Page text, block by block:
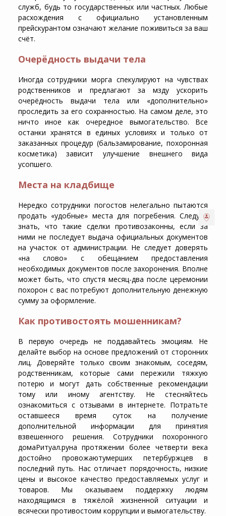
служб, будь то государственных или частных. Любые
расхождения с официально установленным
прейскурантом означают желание поживиться за ваш
счёт.
Очерёдность выдачи тела
Иногда сотрудники морга спекулируют на чувствах
родственников и предлагают за мзду ускорить
очерёдность выдачи тела или «дополнительно»
проследить за его сохранностью. На самом деле, это
ничто иное как очередное вымогательство. Все
останки хранятся в единых условиях и только от
заказанных процедур (бальзамирование, похоронная
косметика) зависит улучшение внешнего вида
усопшего.
Места на кладбище
Нередко сотрудники погостов нелегально пытаются
продать «удобные» места для погребения. Следует
знать, что такие сделки противозаконны, если за
ними не последует выдача официальных документов
на участок от администрации. Не следует доверять
«на слово» с обещанием предоставления
необходимых документов после захоронения. Вполне
может быть, что спустя месяц-два после церемонии
похорон с вас потребуют дополнительную денежную
сумму за оформление.
Как противостоять мошенникам?
В первую очередь не поддавайтесь эмоциям. Не
делайте выбор на основе предложений от сторонних
лиц. Доверяйте только своим знакомым, соседям,
родственникам, которые сами пережили тяжкую
потерю и могут дать собственные рекомендации
тому или иному агентству. Не стесняйтесь
ознакомиться с отзывами в интернете. Потратьте
оставшееся время суток на получение
дополнительной информации для принятия
взвешенного решения. Сотрудники похоронного
домаРитуал.руна протяжении более четверти века
достойно провожаютумерших петербуржцев в
последний путь. Нас отличает порядочность, низкие
цены и высокое качество предоставляемых услуг и
товаров. Мы оказываем поддержку людям
находящимся в тяжёлой жизненной ситуации и
всячески противостоим коррупции и вымогательству.